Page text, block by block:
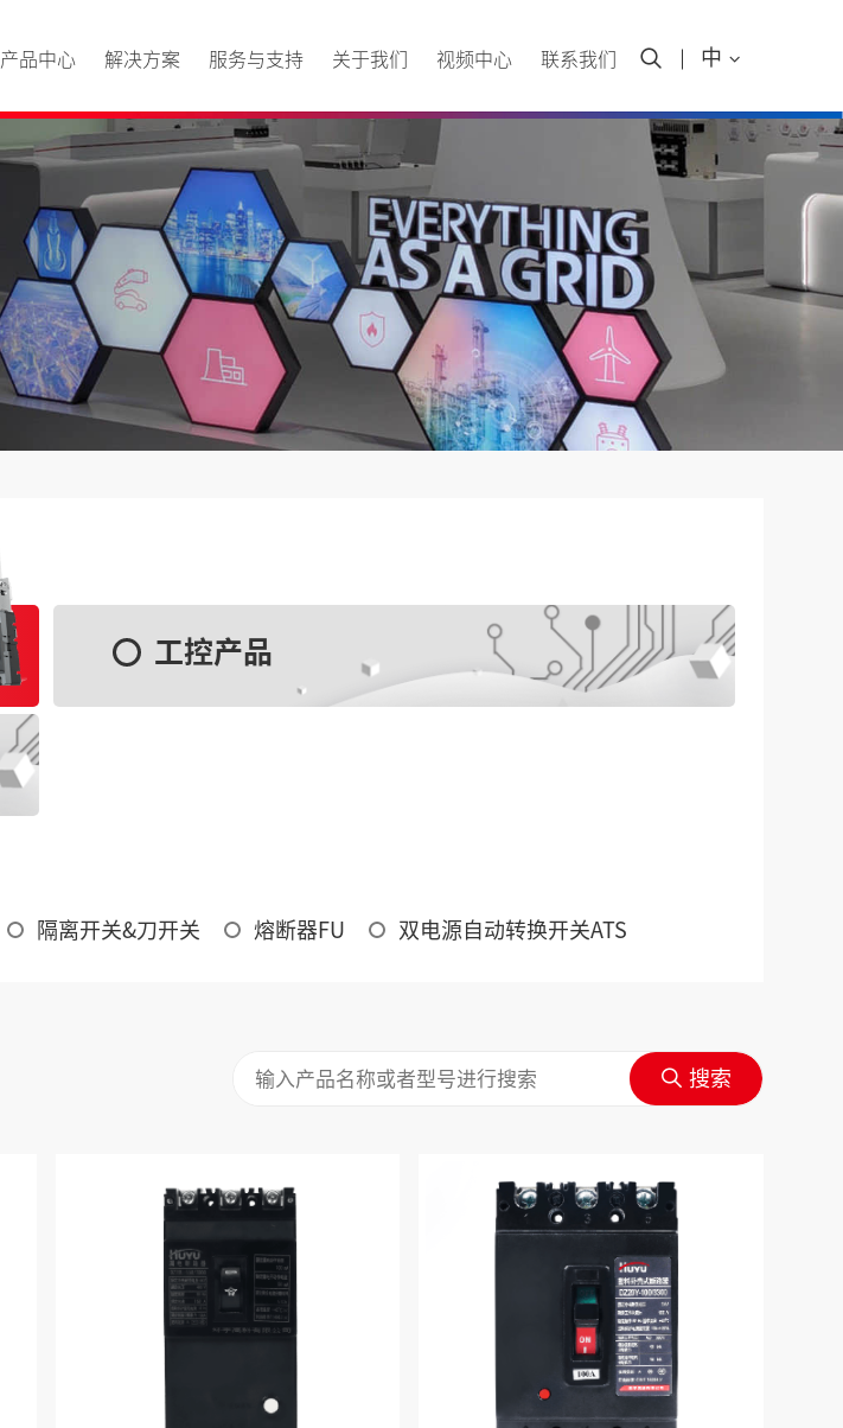
产品中心 解决方案 服务与支持 关于我们 视频中心 联系我们  中 
工控产品
隔离开关&刀开关 熔断器FU 双电源自动转换开关ATS